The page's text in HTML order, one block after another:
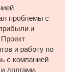
проблемы с
и
и работу по
с компанией
долгами.